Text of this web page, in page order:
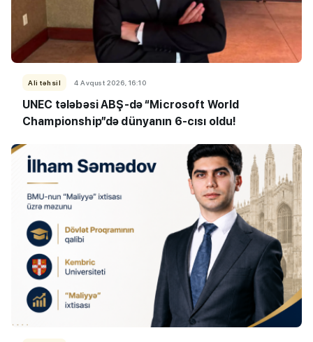
Ali təhsil 4 Avqust 2026, 16:10
UNEC tələbəsi ABŞ-də “Microsoft World
Championship”də dünyanın 6-cısı oldu!